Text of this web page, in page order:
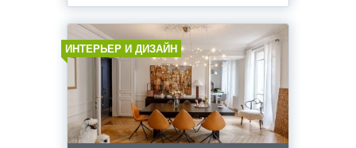
ИНТЕРЬЕР И ДИЗАЙН